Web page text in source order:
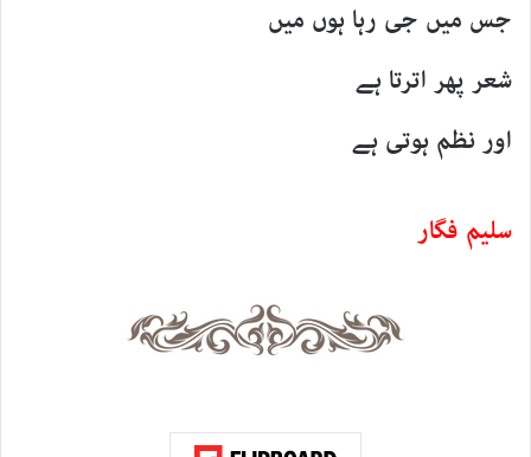
جس میں جی رہا ہوں میں
شعر پھر اترتا ہے
اور نظم ہوتی ہے
سلیم فگار